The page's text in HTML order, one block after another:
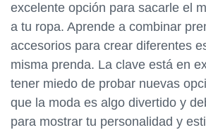
excelente opción para sacarle el
a tu ropa. Aprende a combinar
accesorios para crear diferentes
misma prenda. La clave está en
tener miedo de probar nuevas
que la moda es algo divertido y
para mostrar tu personalidad y